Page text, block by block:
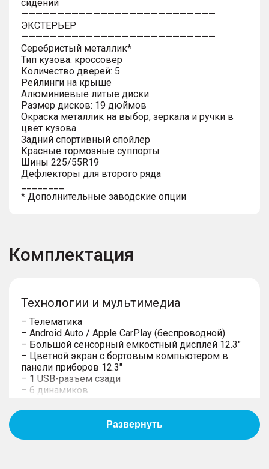
сидений
———————————————————————————
ЭКСТЕРЬЕР
———————————————————————————
Серебристый металлик*
Тип кузова: кроссовер
Количество дверей: 5
Рейлинги на крыше
Алюминиевые литые диски
Размер дисков: 19 дюймов
Окраска металлик на выбор, зеркала и ручки в
цвет кузова
Задний спортивный спойлер
Красные тормозные суппорты
Шины 225/55R19
Дефлекторы для второго ряда
* Дополнительные заводские опции
Комплектация
Технологии и мультимедиа
– Телематика
– Android Auto / Apple CarPlay (беспроводной)
– Большой сенсорный емкостный дисплей 12.3"
– Цветной экран с бортовым компьютером в
панели приборов 12.3"
– 1 USB-разъем сзади
– 6 динамиков
– Система "Свободные руки" (Hands free) с
Bluetooth-связью с мобильным телефоном